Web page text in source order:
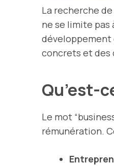
La recherche
ne se limite pas
développement
concrets et des
Qu’est-
Le mot
rémunération.